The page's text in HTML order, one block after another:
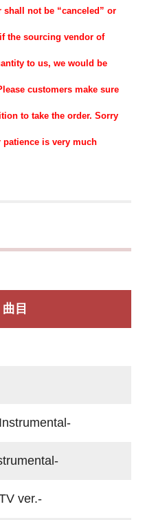
not be “canceled” or
the sourcing vendor of
to us, we would be
customers make sure
to take the order. Sorry
is very much
曲目
ver.-